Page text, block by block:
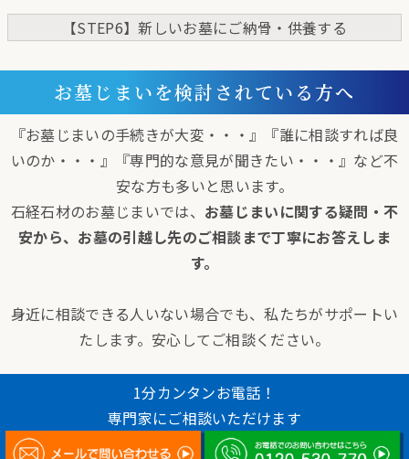
【STEP6】新しいお墓にご納骨・供養する
お墓じまいを検討されている方へ
『お墓じまいの手続きが大変・・・』『誰に相談すれば良
いのか・・・』『専門的な意見が聞きたい・・・』など不
安な方も多いと思います。
石経石材のお墓じまいでは、 お墓じまいに関する疑問・不
安から、お墓の引越し先のご相談まで丁寧にお答えしま
す。
身近に相談できる人いない場合でも、私たちがサポートい
たします。安心してご相談ください。
1分カンタンお電話！
専門家にご相談いただけます